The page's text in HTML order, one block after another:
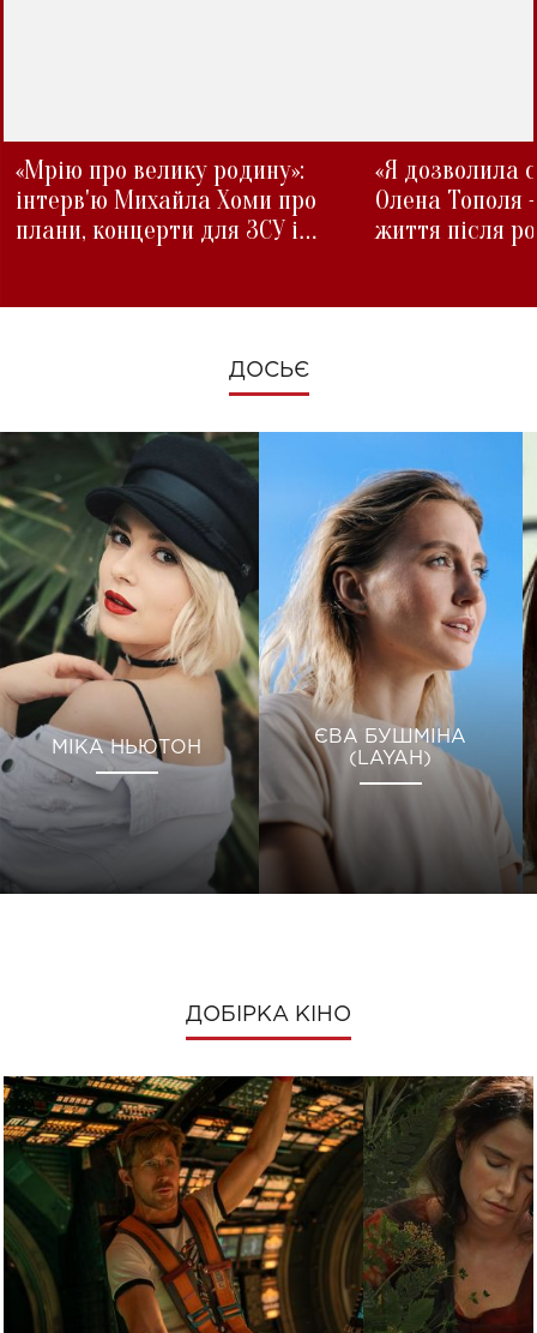
«Мрію про велику родину»:
інтерв'ю Михайла Хоми про
плани, концерти для ЗСУ і
«Я дозволила
Олена Тополя
життя після
ДОСЬЄ
МІКА НЬЮТОН
ЄВА БУШМІНА
(LAYAH)
ДОБІРКА КІНО